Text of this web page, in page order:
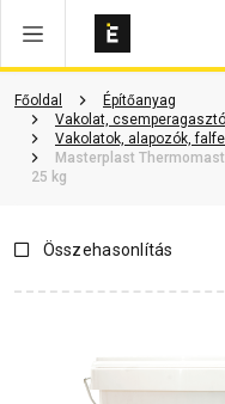
Főoldal
Építőanyag
Vakolat,
Vakolatok, alapozók,
Masterplast
25 kg
Vásárlói vélemények
Összehasonlítás